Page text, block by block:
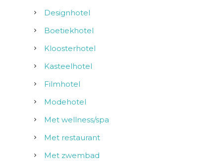
Designhotel
Boetiekhotel
Kloosterhotel
Kasteelhotel
Filmhotel
Modehotel
Met wellness/spa
Met restaurant
Met zwembad